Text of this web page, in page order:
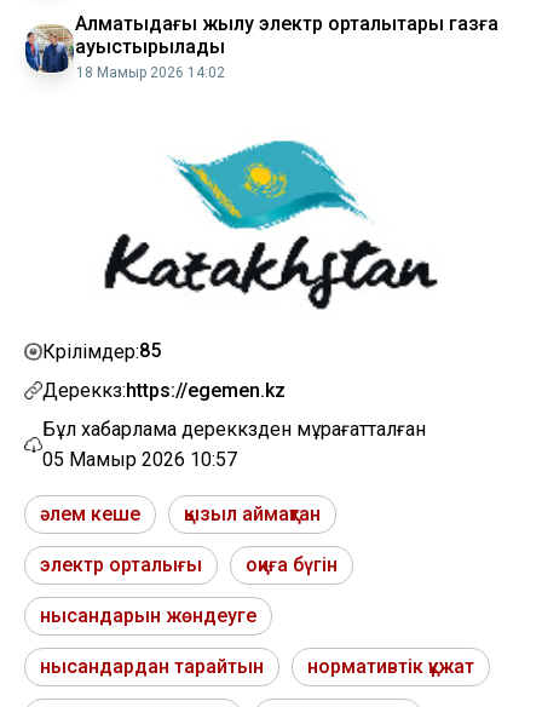
Алматыдағы жылу электр орталықтары газға
ауыстырылады
18 Мамыр 2026 14:02
Көрілімдер:85
Дереккөз:https://egemen.kz
Бұл хабарлама дереккөзден мұрағатталған
05 Мамыр 2026 10:57
әлем кеше қызыл аймақтан
электр орталығы оқиға бүгін
нысандарын жөндеуге
нысандардан тарайтын нормативтік құжат